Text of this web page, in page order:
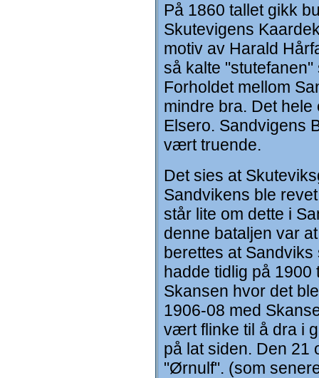
På 1860 tallet gikk
Skutevigens
motiv av Harald
så kalte
Forholdet mellom
mindre bra. Det
Elsero. Sandvigens
vært truende.
Det sies at
Sandvikens ble
står lite om dette i
denne bataljen var
berettes at
hadde tidlig på
Skansen hvor det
1906-08 med
vært flinke til å dra i
på lat siden. Den 21
"Ørnulf". (som